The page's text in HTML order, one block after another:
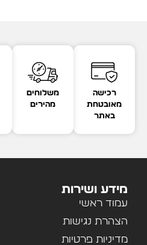
רכישה
מאובטחת
באתר
משלוחים
מהירים
מידע ושירות
עמוד ראשי
הצהרת נגישות
מדיניות פרטיות